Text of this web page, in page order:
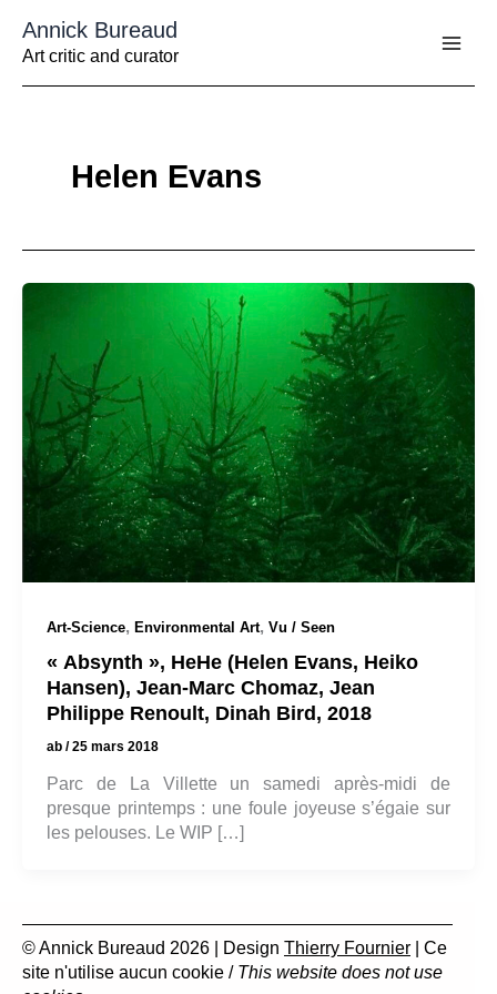
contenu
Annick Bureaud
Art critic and curator
Helen Evans
Art-Science, Environmental Art, Vu / Seen
« Absynth », HeHe (Helen Evans, Heiko
Hansen), Jean-Marc Chomaz, Jean
Philippe Renoult, Dinah Bird, 2018
ab /25 mars 2018
Parc de La Villette un samedi après-midi de
presque printemps : une foule joyeuse s’égaie sur
les pelouses. Le WIP […]
© Annick Bureaud 2026 | Design Thierry Fournier | Ce
site n'utilise aucun cookie / This website does not use